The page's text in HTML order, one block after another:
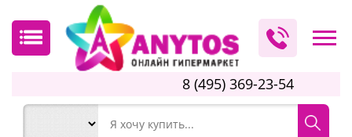
8 (495) 369-23-54